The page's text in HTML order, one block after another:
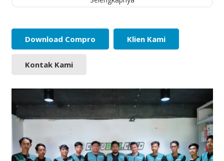
Download Compro Klien Kami
Kontak Kami